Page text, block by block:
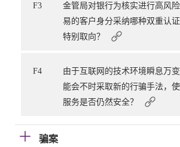
F3
金管局对银行为核实进行高风
易的客户身分采纳哪种双重认
特别取向？
F4
由于互联网的技术环境瞬息万变
能会不时采取新的行骗手法，
服务是否仍然安全？
骗案